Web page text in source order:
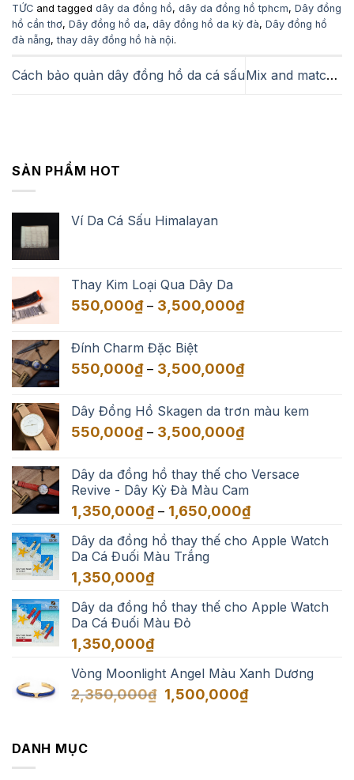
TỨC and tagged dây da đồng hồ, dây da đồng hồ tphcm, Dây đồng
hồ cần thơ, Dây đồng hồ da, dây đồng hồ da kỳ đà, Dây đồng hồ
đà nẵng,thay dây đồng hồ hà nội.
Cách bảo quản dây đồng hồ da cá sấu Mix and match với dây đồng hồ da cá đuối
SẢN PHẨM HOT
Ví Da Cá Sấu Himalayan
Thay Kim Loại Qua Dây Da
550,000₫ – 3,500,000₫Khoảng
đến
Đính Charm Đặc Biệt
550,000₫ – 3,500,000₫Khoảng
550,000₫
đến
Dây Đồng Hồ Skagen da trơn màu kem
550,000₫ – 3,500,000₫Khoảng
550,000₫
đến
3,500,000₫
Dây da đồng hồ thay thế cho Versace
Revive - Dây Kỳ Đà Màu Cam
1,350,000₫ – 1,650,000₫Khoảng
từ
Dây da đồng hồ thay thế cho Apple Watch
Da Cá Đuối Màu Trắng
1,350,000₫
Dây da đồng hồ thay thế cho Apple Watch
Da Cá Đuối Màu Đỏ
1,350,000₫
Vòng Moonlight Angel Màu Xanh Dương
2,350,000₫ Giá
1,500,000₫Giá
DANH MỤC